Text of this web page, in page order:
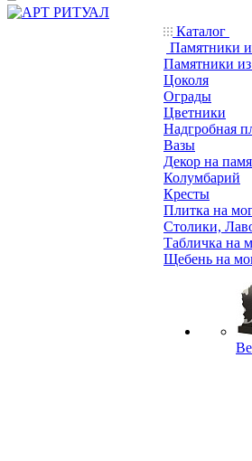
Каталог
Памятники
Памятники
Цоколя
Ограды
Цветники
Надгробная
Вазы
Декор на
Колумбарий
Кресты
Плитка на
Столики,
Табличка на
Щебень на